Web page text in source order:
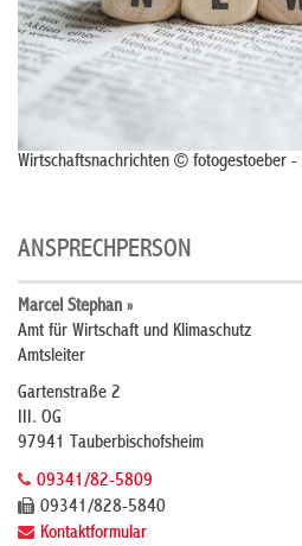
Wirtschaftsnachrichten © fotogestoeber -
ANSPRECHPERSON
Marcel Stephan »
Amt für Wirtschaft und Klimaschutz
Amtsleiter
Gartenstraße 2
III. OG
97941 Tauberbischofsheim
09341/82-5809
09341/828-5840
Kontaktformular